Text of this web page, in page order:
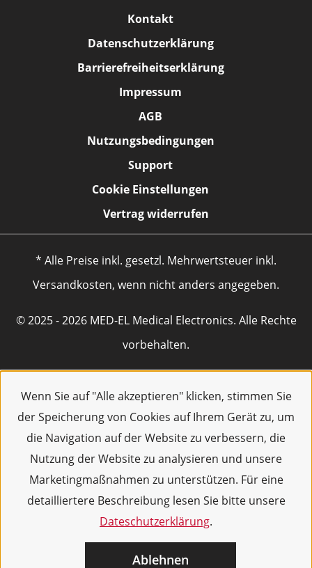
Wenn Sie auf "Alle akzeptieren" klicken, stimmen Sie
der Speicherung von Cookies auf Ihrem Gerät zu, um
die Navigation auf der Website zu verbessern, die
Nutzung der Website zu analysieren und unsere
Marketingmaßnahmen zu unterstützen. Für eine
detailliertere Beschreibung lesen Sie bitte unsere
Dateschutzerklärung.
Ablehnen
Kontakt
Datenschutzerklärung
Barrierefreiheitserklärung
Impressum
AGB
Nutzungsbedingungen
Support
Cookie Einstellungen
Vertrag widerrufen
* Alle Preise inkl. gesetzl. Mehrwertsteuer inkl.
Versandkosten, wenn nicht anders angegeben.
© 2025 - 2026 MED-EL Medical Electronics. Alle Rechte
vorbehalten.